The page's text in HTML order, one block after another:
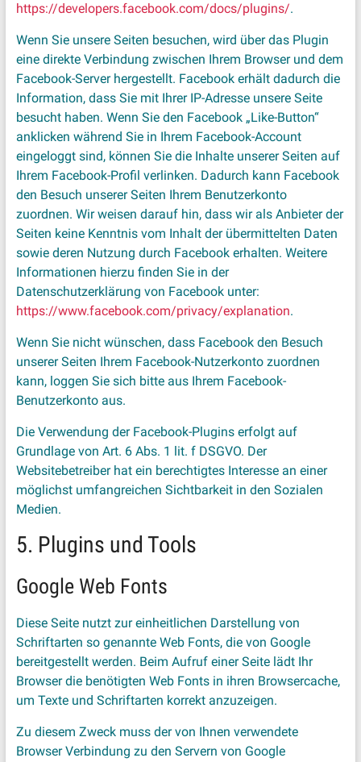
https://developers.facebook.com/docs/plugins/.
Wenn Sie unsere Seiten besuchen, wird über das Plugin
eine direkte Verbindung zwischen Ihrem Browser und dem
Facebook-Server hergestellt. Facebook erhält dadurch die
Information, dass Sie mit Ihrer IP-Adresse unsere Seite
besucht haben. Wenn Sie den Facebook „Like-Button“
anklicken während Sie in Ihrem Facebook-Account
eingeloggt sind, können Sie die Inhalte unserer Seiten auf
Ihrem Facebook-Profil verlinken. Dadurch kann Facebook
den Besuch unserer Seiten Ihrem Benutzerkonto
zuordnen. Wir weisen darauf hin, dass wir als Anbieter der
Seiten keine Kenntnis vom Inhalt der übermittelten Daten
sowie deren Nutzung durch Facebook erhalten. Weitere
Informationen hierzu finden Sie in der
Datenschutzerklärung von Facebook unter:
https://www.facebook.com/privacy/explanation.
Wenn Sie nicht wünschen, dass Facebook den Besuch
unserer Seiten Ihrem Facebook-Nutzerkonto zuordnen
kann, loggen Sie sich bitte aus Ihrem Facebook-
Benutzerkonto aus.
Die Verwendung der Facebook-Plugins erfolgt auf
Grundlage von Art. 6 Abs. 1 lit. f DSGVO. Der
Websitebetreiber hat ein berechtigtes Interesse an einer
möglichst umfangreichen Sichtbarkeit in den Sozialen
Medien.
5. Plugins und Tools
Google Web Fonts
Diese Seite nutzt zur einheitlichen Darstellung von
Schriftarten so genannte Web Fonts, die von Google
bereitgestellt werden. Beim Aufruf einer Seite lädt Ihr
Browser die benötigten Web Fonts in ihren Browsercache,
um Texte und Schriftarten korrekt anzuzeigen.
Zu diesem Zweck muss der von Ihnen verwendete
Browser Verbindung zu den Servern von Google